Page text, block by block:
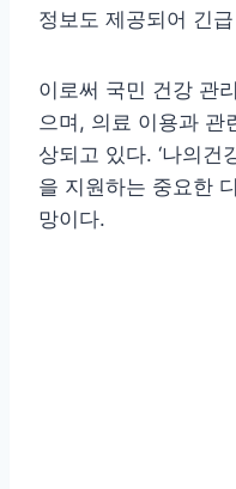
정보도 제공되어 긴
이로써 국민 건강 관
으며, 의료 이용과 관
상되고 있다. ‘나의건
을 지원하는 중요한
망이다.